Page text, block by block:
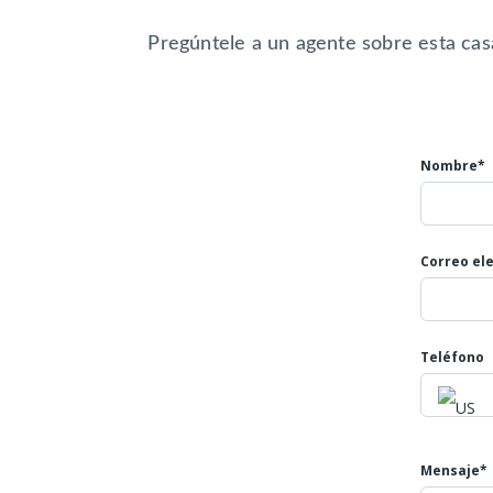
Sala Comedor
Cocina
NUMERO DE LA PROPIEDAD ID 562
Pregúntele a un agente sobre esta
Nombre*
Correo
Teléfono
Mensaje*